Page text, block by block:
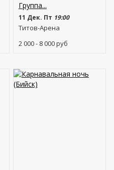
Группа...
11 Дек. Пт 19:00
Титов-Арена
2 000 - 8 000руб